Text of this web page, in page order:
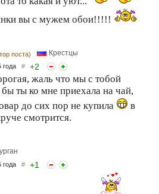
вы с мужем обои!!!!!
поста) Крестцы
года # +2
жаль что мы с тобой
бы ты ко мне приехала на чай,
до сих пор не купила
в
смотрится.
года # +1